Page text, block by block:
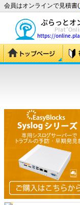
会員はオンラインで見積書(